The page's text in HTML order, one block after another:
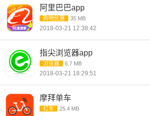
阿里巴巴app
购物优惠 35 MB
2018-03-21 12:38:42
指尖浏览器app
浏览器 6.7 MB
2018-03-21 18:29:51
摩拜单车
打车 25.4 MB